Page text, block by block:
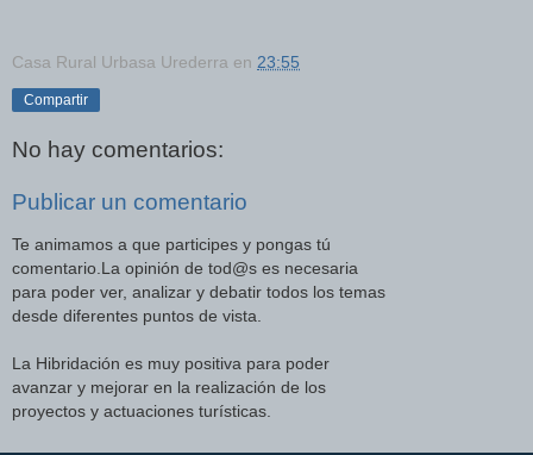
Casa Rural Urbasa Urederra en 23:55
Compartir
No hay comentarios:
Publicar un comentario
Te animamos a que participes y pongas tú
comentario.La opinión de tod@s es necesaria
para poder ver, analizar y debatir todos los temas
desde diferentes puntos de vista.
La Hibridación es muy positiva para poder
avanzar y mejorar en la realización de los
proyectos y actuaciones turísticas.